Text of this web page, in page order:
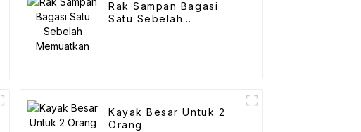
Rak Sampan Bagasi
Satu Sebelah
Kayak Besar Untuk 2
Orang